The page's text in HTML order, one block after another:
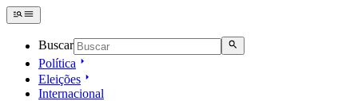
Buscar
Política
Eleições
Internacional